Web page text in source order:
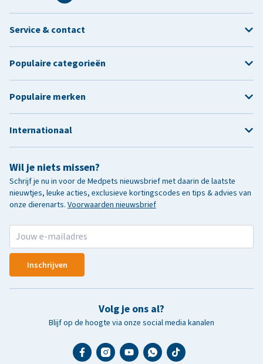
Wil je niets missen?
Schrijf je nu in voor de Medpets nieuwsbrief met daarin de laatste
nieuwtjes, leuke acties, exclusieve kortingscodes en tips & advies van
onze dierenarts. Voorwaarden nieuwsbrief
Inschrijven
Volg je ons al?
Blijf op de hoogte via onze social media kanalen
Service & contact
Populaire categorieën
Populaire merken
Internationaal